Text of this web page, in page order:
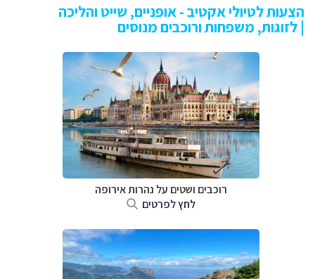
הצעות לטיולי אקטיב - אופניים, שייט והליכה
| לזוגות, משפחות ורוכבים מנוסים
רוכבים ושטים על נהרות אירופה
לחץ לפרטים